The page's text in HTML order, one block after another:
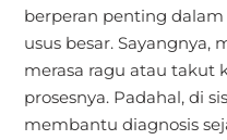
berperan penting
usus besar. Sayangnya,
merasa ragu atau takut
prosesnya. Padahal, di
membantu diagnosis